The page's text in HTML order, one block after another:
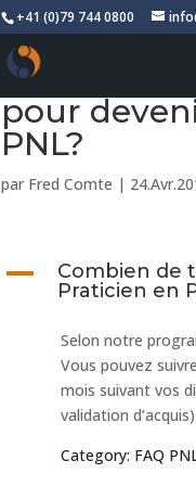
+41 (0)79 744 0800
Combien
pour
PNL?
par Fred Comte |
A
Combien de
Praticien en
Selon notre
Vous pouvez
mois suivant vos
validation
Category: FAQ